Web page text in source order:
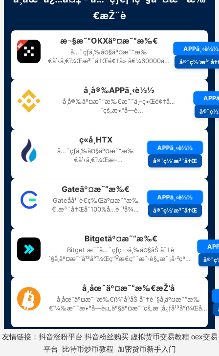
友情链接： 抖音涨粉平台 抖音粉丝购买 虚拟货币交易教程 oex交易
平台
比特币炒币教程 加密货币新手入门